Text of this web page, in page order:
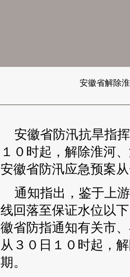
安徽省解除
安徽省防汛抗旱指
１０时起，解除淮河
安徽省防汛应急预案
通知指出，鉴于上
线回落至保证水位以
徽省防指通知有关市
从３０日１０时起，
期。